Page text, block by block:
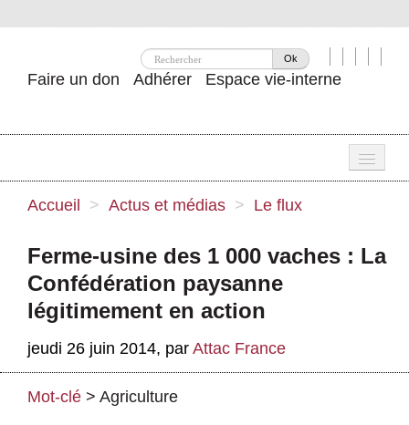
Ok
Faire un don Adhérer Espace vie-interne
Nos idées
Se mobiliser
Publications
Accueil > Actus et médias > Le flux
Ferme-usine des 1 000 vaches : La
Confédération paysanne
légitimement en action
jeudi 26 juin 2014, par Attac France
Mot-clé > Agriculture